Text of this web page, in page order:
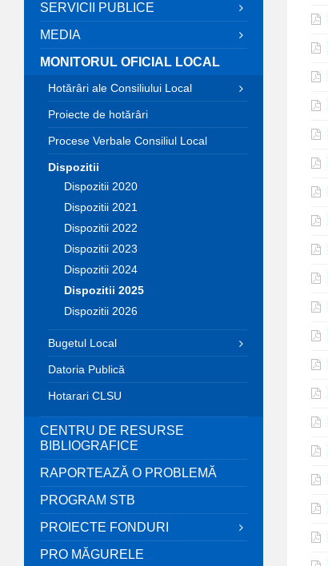
SERVICII PUBLICE
MEDIA
MONITORUL OFICIAL LOCAL
Hotărâri ale Consiliului Local
Proiecte de hotărâri
Procese Verbale Consiliul Local
Dispozitii
Dispozitii 2020
Dispozitii 2021
Dispozitii 2022
Dispozitii 2023
Dispozitii 2024
Dispozitii 2025
Dispozitii 2026
Bugetul Local
Datoria Publică
Hotarari CLSU
CENTRU DE RESURSE
BIBLIOGRAFICE
RAPORTEAZĂ O PROBLEMĂ
PROGRAM STB
PROIECTE FONDURI
PRO MĂGURELE